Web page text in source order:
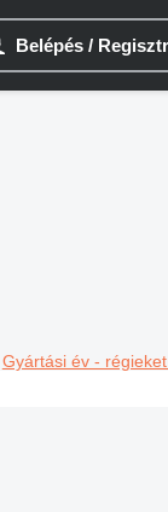
Belépés /
Gyártási év -